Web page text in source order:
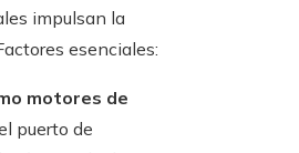
impulsan la
esenciales:
motores de
puerto de